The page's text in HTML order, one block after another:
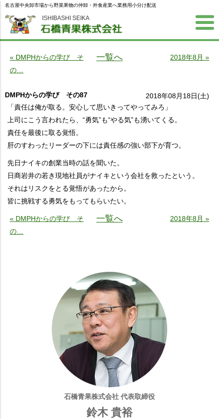
ISHIBASHI SEIKA
名古屋中央卸市場から野菜果物の仲卸・外食産業へ業務用小分け配送
« DMPHからの学び そ
の…
一覧へ 2018年8月 »
DMPHからの学び その87
2018年08月18日(土)
「責任は俺が取る。安心して思いきってやってみろ」
上司にこう言われたら、“勇気”も“やる気”も湧いてくる。
責任を最後に取る覚悟。
肝のすわったリーダーの下には責任感の強い部下が育つ。
先日ナイキの創業当時の話を聞いた。
日商岩井の若き現地社員がナイキという会社を救ったという。
それはリスクをとる覚悟があったから。
皆に挑戦する勇気をもってもらいたい。
« DMPHからの学び そ
の…
一覧へ 2018年8月 »
石橋青果株式会社 代表取締役
鈴木 貴裕